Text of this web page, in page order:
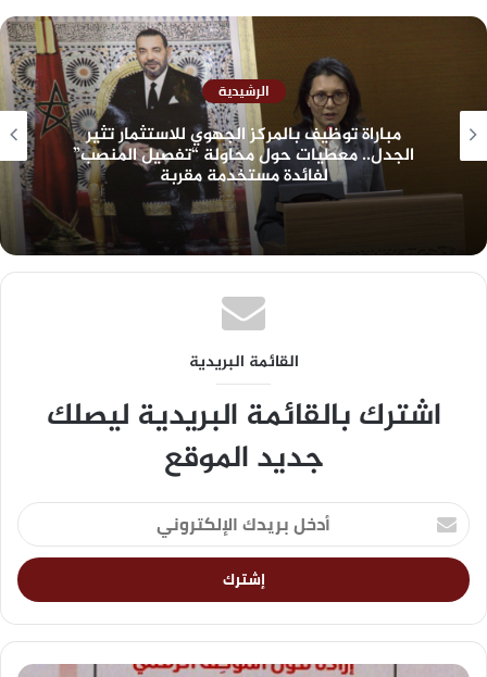
الرشيدية
مباراة توظيف بالمركز الجهوي للاستثمار تثير
الجدل.. معطيات حول محاولة “تفصيل المنصب”
لفائدة مستخدمة مقربة
القائمة البريدية
اشترك بالقائمة البريدية ليصلك
جديد الموقع